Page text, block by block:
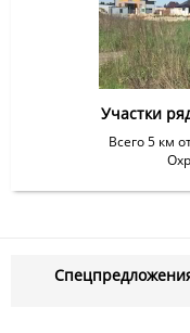
Участки
Всего 5 км